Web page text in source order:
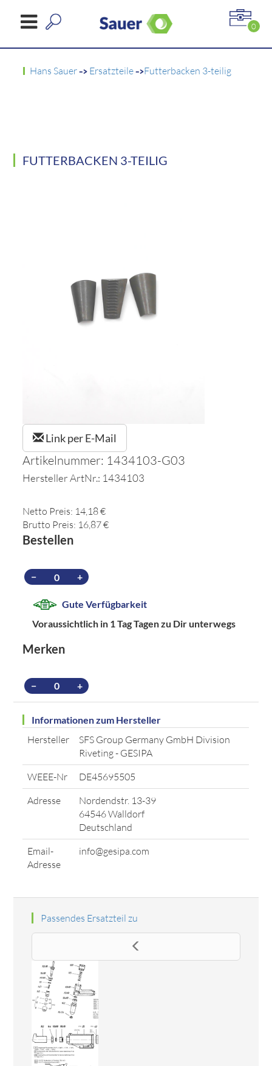
0
Hans Sauer-> Ersatzteile->Futterbacken 3-teilig
FUTTERBACKEN 3-TEILIG
Link per E-Mail
Artikelnummer: 1434103-G03
Hersteller ArtNr.: 1434103
Netto Preis: 14,18 €
Brutto Preis: 16,87 €
Bestellen
− +
Gute Verfügbarkeit
Voraussichtlich in 1 Tag Tagen zu Dir unterwegs
Merken
− +
Informationen zum Hersteller
Hersteller
SFS Group Germany GmbH Division
Riveting - GESIPA
WEEE-Nr
DE45695505
Adresse
Nordendstr. 13-39
64546 Walldorf
Deutschland
Email-
Adresse
info@gesipa.com
Passendes Ersatzteil zu